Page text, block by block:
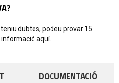
dubtes, podeu provar 15
aquí.
DOCUMENTACIÓ